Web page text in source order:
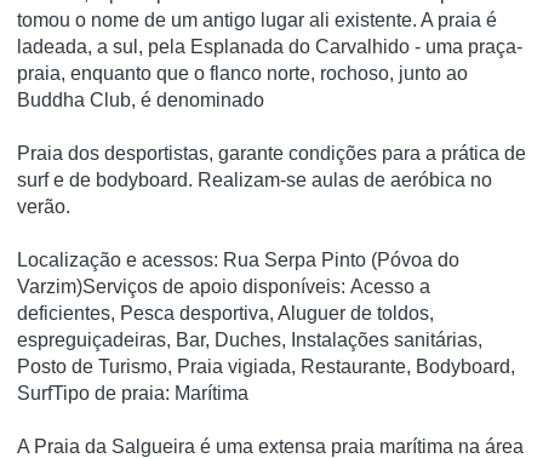
tomou o nome de um antigo lugar ali existente. A praia é
ladeada, a sul, pela Esplanada do Carvalhido - uma praça-
praia, enquanto que o flanco norte, rochoso, junto ao
Buddha Club, é denominado
Praia dos desportistas, garante condições para a prática de
surf e de bodyboard. Realizam-se aulas de aeróbica no
verão.
Localização e acessos: Rua Serpa Pinto (Póvoa do
Varzim)Serviços de apoio disponíveis: Acesso a
deficientes, Pesca desportiva, Aluguer de toldos,
espreguiçadeiras, Bar, Duches, Instalações sanitárias,
Posto de Turismo, Praia vigiada, Restaurante, Bodyboard,
SurfTipo de praia: Marítima
A Praia da Salgueira é uma extensa praia marítima na área